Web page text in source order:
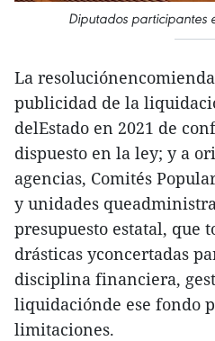
Diputados participantes
La
publicidad de la
delEstado en 2021 de
dispuesto en la ley; y a
agencias, Comités
y unidades
presupuesto estatal, que
drásticas yconcertadas
disciplina financiera,
liquidaciónde ese fondo
limitaciones.